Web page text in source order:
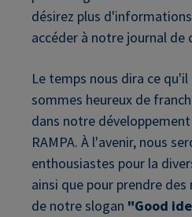
désirez plus
accéder à notre journal de
Le temps nous dira ce
sommes heureux de
dans notre
RAMPA. À l'avenir, nous
enthousiastes pour la
ainsi que pour prendre
de notre slogan "Good